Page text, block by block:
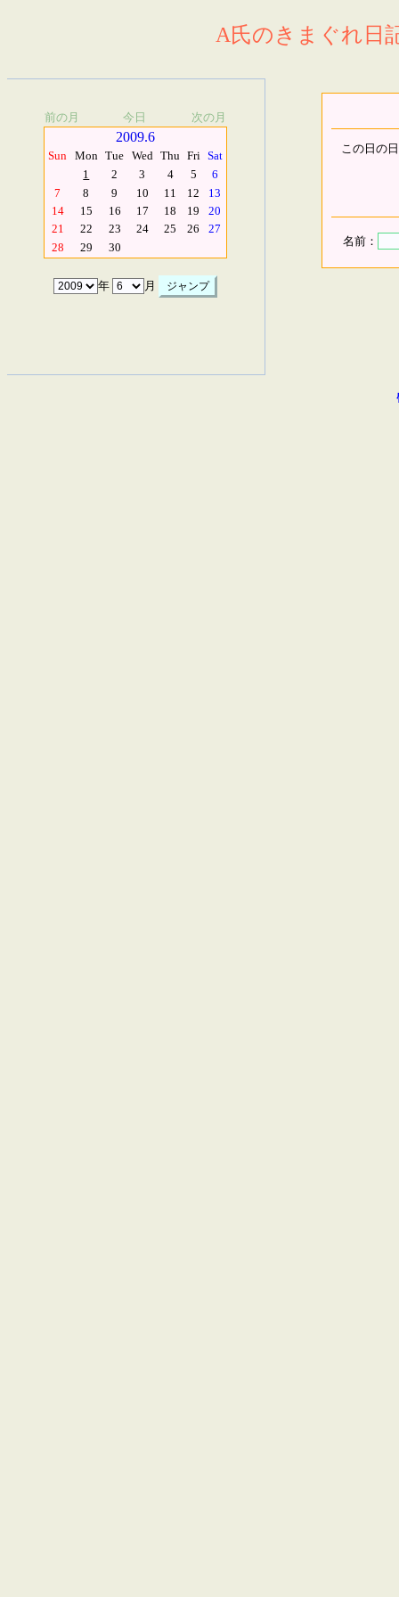
A氏のきまぐれ日
前の月 今日 次の月
2009.6
Sun Mon Tue Wed Thu Fri Sat
1
2 3 4 5
6
7
8 9 10 11 12
13
14
15 16 17 18 19
20
21
22 23 24 25 26
27
28
29 30
年 月
この日の
名前：